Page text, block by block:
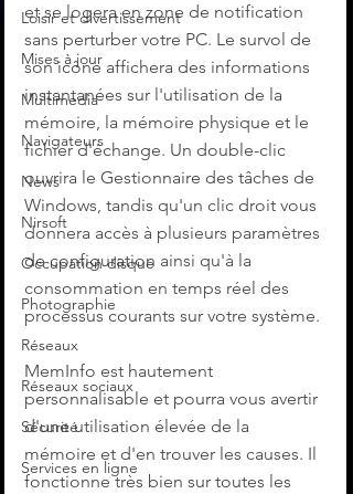
Loisir et divertissement
Mises à jour
Multimedia
Navigateurs
News
Nirsoft
Occupation disque
Photographie
Réseaux
Réseaux sociaux
Sécurité
Services en ligne
et se logera en zone de notification
sans perturber votre PC. Le survol de
son icône affichera des informations
instantanées sur l'utilisation de la
mémoire, la mémoire physique et le
fichier d'échange. Un double-clic
ouvrira le Gestionnaire des tâches de
Windows, tandis qu'un clic droit vous
donnera accès à plusieurs paramètres
de configuration ainsi qu'à la
consommation en temps réel des
processus courants sur votre système.
MemInfo est hautement
personnalisable et pourra vous avertir
d'une utilisation élevée de la
mémoire et d'en trouver les causes. Il
fonctionne très bien sur toutes les